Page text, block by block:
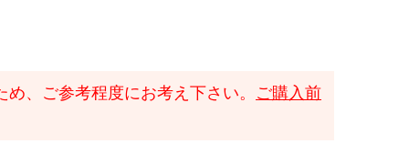
、ご参考程度にお考え下さい。 ご購入前